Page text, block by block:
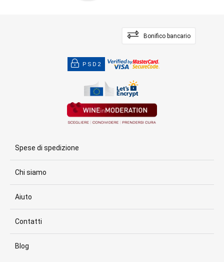
Bonifico bancario
PSD2
Spese di spedizione
Chi siamo
Aiuto
Contatti
Blog